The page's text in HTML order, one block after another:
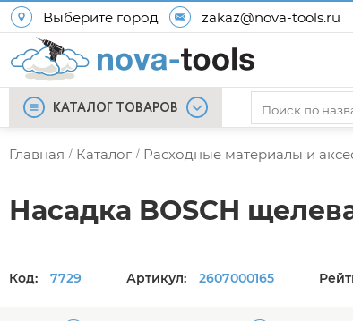
Выберите город zakaz@nova-tools.ru
КАТАЛОГ ТОВАРОВ
Главная / Каталог / Расходные материалы и
Насадка BOSCH
Код: 7729 Артикул: 2607000165